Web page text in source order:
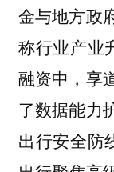
金与地方政
称行业产业
融资中，享
了数据能力
出行安全防